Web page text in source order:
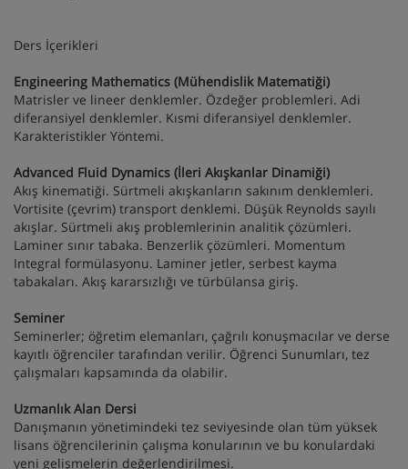
Ders İçerikleri
Engineering Mathematics (Mühendislik Matematiği)
Matrisler ve lineer denklemler. Özdeğer problemleri. Adi
diferansiyel denklemler. Kısmi diferansiyel denklemler.
Karakteristikler Yöntemi.
Advanced Fluid Dynamics (İleri Akışkanlar Dinamiği)
Akış kinematiği. Sürtmeli akışkanların sakınım denklemleri.
Vortisite (çevrim) transport denklemi. Düşük Reynolds sayılı
akışlar. Sürtmeli akış problemlerinin analitik çözümleri.
Laminer sınır tabaka. Benzerlik çözümleri. Momentum
Integral formülasyonu. Laminer jetler, serbest kayma
tabakaları. Akış kararsızlığı ve türbülansa giriş.
Seminer
Seminerler; öğretim elemanları, çağrılı konuşmacılar ve derse
kayıtlı öğrenciler tarafından verilir. Öğrenci Sunumları, tez
çalışmaları kapsamında da olabilir.
Uzmanlık Alan Dersi
Danışmanın yönetimindeki tez seviyesinde olan tüm yüksek
lisans öğrencilerinin çalışma konularının ve bu konulardaki
yeni gelişmelerin değerlendirilmesi.